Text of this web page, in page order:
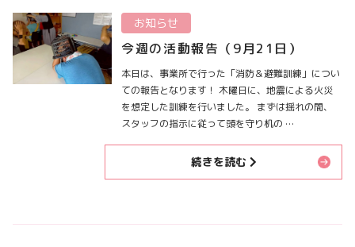
お知らせ
今週の活動報告（9月21日）
本日は、事業所で行った「消防＆避難訓練」につい
ての報告となります！ 木曜日に、地震による火災
を想定した訓練を行いました。 まずは揺れの間、
スタッフの指示に従って頭を守り机の …
続きを読む